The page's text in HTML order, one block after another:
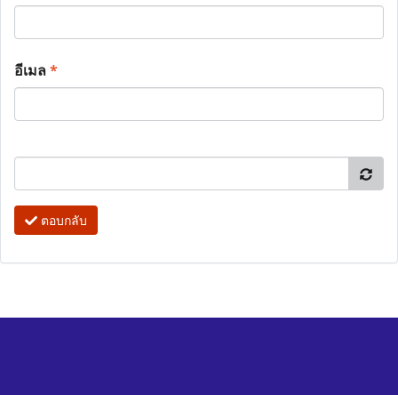
อีเมล*
ตอบกลับ